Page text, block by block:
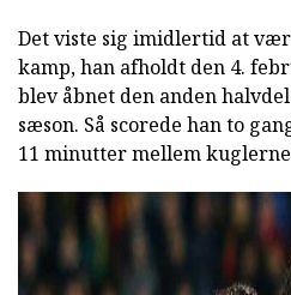
Det viste sig imidlertid at
kamp, han afholdt den 4.
blev åbnet den anden
sæson. Så scorede han to
11 minutter mellem